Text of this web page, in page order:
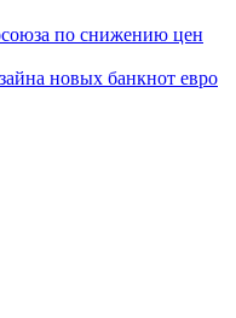
по снижению цен
новых банкнот евро